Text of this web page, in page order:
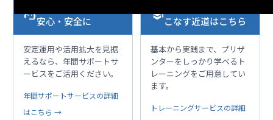
support_agent安心・安全に
安定運用や活用拡大を見据
えるなら、年間サポートサ
ービスをご活用ください。
年間サポートサービスの詳細
はこちら →
schoolこなす近道はこちら
基本から実践まで、プリザ
ンターをしっかり学べるト
レーニングをご用意してい
ます。
トレーニングサービスの詳細